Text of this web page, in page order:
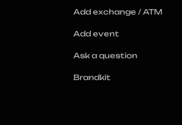
Add exchange / ATM
Add event
Ask a question
Brandkit